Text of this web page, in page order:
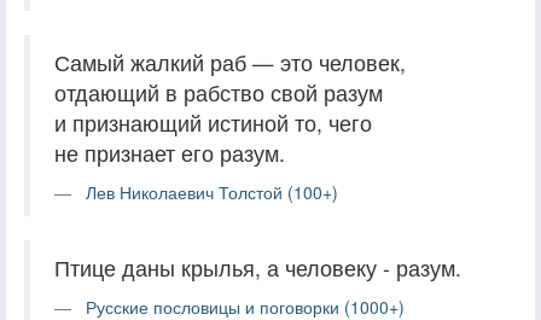
Самый жалкий раб — это человек,
отдающий в рабство свой разум
и признающий истиной то, чего
не признает его разум.
Лев Николаевич Толстой (100+)
Птице даны крылья, а человеку - разум.
Русские пословицы и поговорки (1000+)